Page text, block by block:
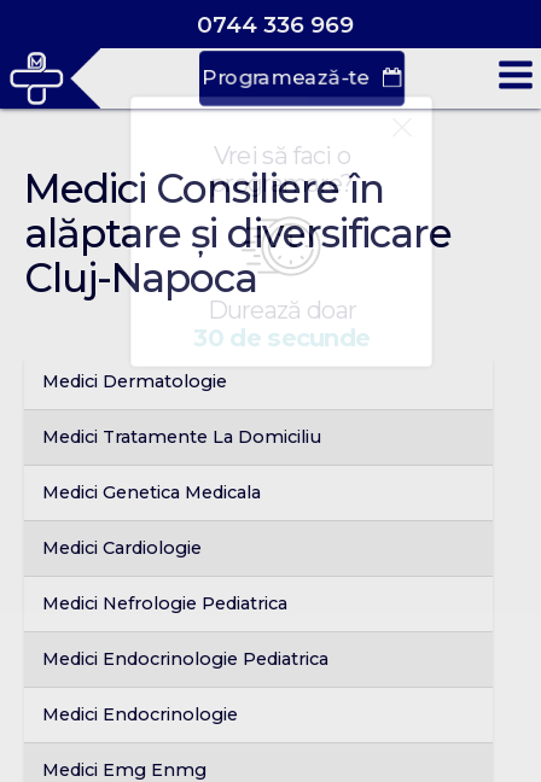
0744 336 969
Programează-te
Vrei să faci o
programare?
Durează doar
30 de secunde
Medici Consiliere în
alăptare și diversificare
Cluj-Napoca
Medici Dermatologie
Medici Tratamente La Domiciliu
Medici Genetica Medicala
Medici Cardiologie
Medici Nefrologie Pediatrica
Medici Endocrinologie Pediatrica
Medici Endocrinologie
Medici Emg Enmg